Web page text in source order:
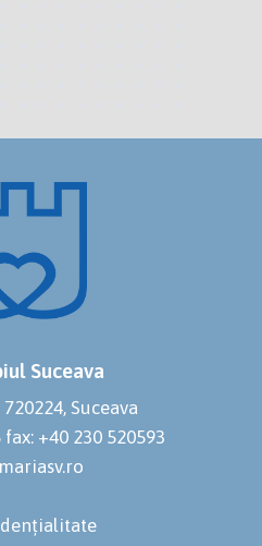
Suceava
Suceava
fax: +40 230 520593